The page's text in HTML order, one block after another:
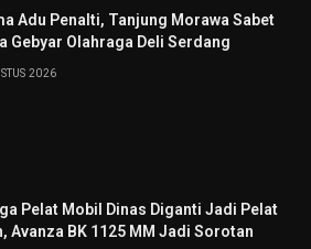
Adu Penalti, Tanjung Morawa Sabet
Gebyar Olahraga Deli Serdang
2026
Pelat Mobil Dinas Diganti Jadi Pelat
Avanza BK 1125 MM Jadi Sorotan